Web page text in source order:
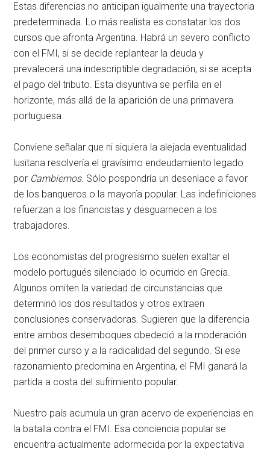
Estas diferencias no anticipan igualmente una trayectoria
predeterminada. Lo más realista es constatar los dos
cursos que afronta Argentina. Habrá un severo conflicto
con el FMI, si se decide replantear la deuda y
prevalecerá una indescriptible degradación, si se acepta
el pago del tributo. Esta disyuntiva se perfila en el
horizonte, más allá de la aparición de una primavera
portuguesa.
Conviene señalar que ni siquiera la alejada eventualidad
lusitana resolvería el gravísimo endeudamiento legado
por Cambiemos. Sólo pospondría un desenlace a favor
de los banqueros o la mayoría popular. Las indefiniciones
refuerzan a los financistas y desguarnecen a los
trabajadores.
Los economistas del progresismo suelen exaltar el
modelo portugués silenciado lo ocurrido en Grecia.
Algunos omiten la variedad de circunstancias que
determinó los dos resultados y otros extraen
conclusiones conservadoras. Sugieren que la diferencia
entre ambos desemboques obedeció a la moderación
del primer curso y a la radicalidad del segundo. Si ese
razonamiento predomina en Argentina, el FMI ganará la
partida a costa del sufrimiento popular.
Nuestro país acumula un gran acervo de experiencias en
la batalla contra el FMI. Esa conciencia popular se
encuentra actualmente adormecida por la expectativa